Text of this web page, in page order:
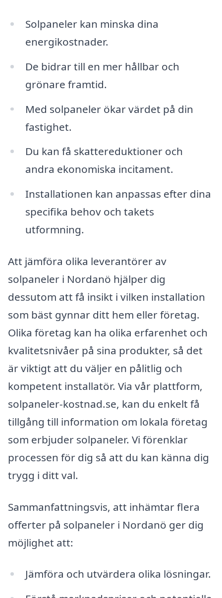
Solpaneler kan minska dina
energikostnader.
De bidrar till en mer hållbar och
grönare framtid.
Med solpaneler ökar värdet på din
fastighet.
Du kan få skattereduktioner och
andra ekonomiska incitament.
Installationen kan anpassas efter dina
specifika behov och takets
utformning.
Att jämföra olika leverantörer av
solpaneler i Nordanö hjälper dig
dessutom att få insikt i vilken installation
som bäst gynnar ditt hem eller företag.
Olika företag kan ha olika erfarenhet och
kvalitetsnivåer på sina produkter, så det
är viktigt att du väljer en pålitlig och
kompetent installatör. Via vår plattform,
solpaneler-kostnad.se, kan du enkelt få
tillgång till information om lokala företag
som erbjuder solpaneler. Vi förenklar
processen för dig så att du kan känna dig
trygg i ditt val.
Sammanfattningsvis, att inhämtar flera
offerter på solpaneler i Nordanö ger dig
möjlighet att:
Jämföra och utvärdera olika lösningar.